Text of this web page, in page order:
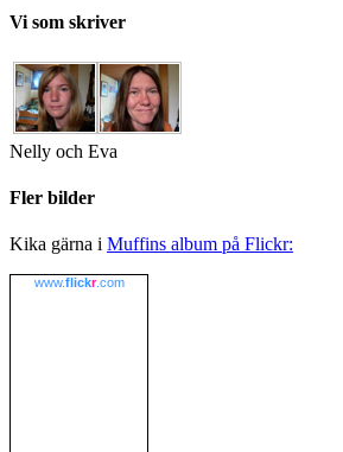
Vi som skriver
Nelly och Eva
Fler bilder
Kika gärna i Muffins album på Flickr:
www.flickr.com